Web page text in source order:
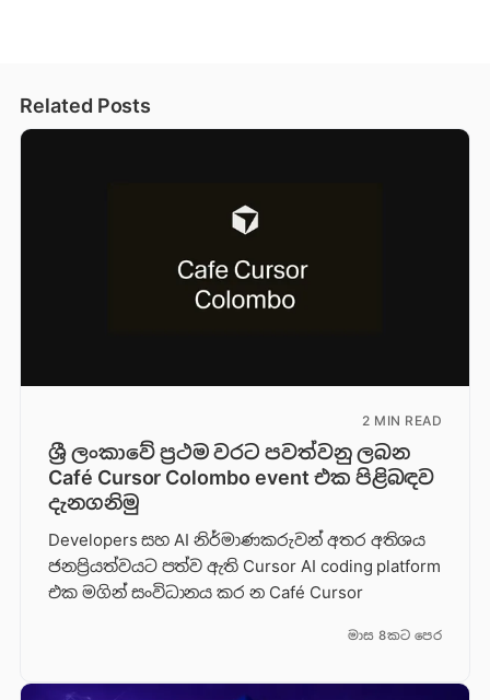
Related Posts
2 MIN READ
ශ්‍රී ලංකාවේ ප්‍රථම වරට පවත්වනු ලබන
Café Cursor Colombo event එක පිළිබඳව
දැනගනිමු
Developers සහ AI නිර්මාණකරුවන් අතර අතිශය
ජනප්‍රියත්වයට පත්ව ඇති Cursor AI coding platform
එක මගින් සංවිධානය කර න Café Cursor
මාස 8කට පෙර